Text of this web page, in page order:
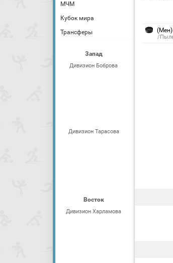
МЧМ
Кубок мира
Трансферы
Запад
Дивизион Боброва
Дивизион Тарасова
Восток
Дивизион Харламова
(Мен)
/